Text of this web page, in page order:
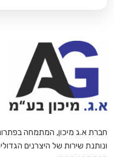
חברת א.ג מיכון, המתמחה
ונותנת שירות של היצרנים